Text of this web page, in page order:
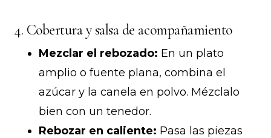
4. Cobertura y salsa de acompañamiento
Mezclar el rebozado: En un plato
amplio o fuente plana, combina el
azúcar y la canela en polvo. Mézclalo
bien con un tenedor.
Rebozar en caliente: Pasa las piezas